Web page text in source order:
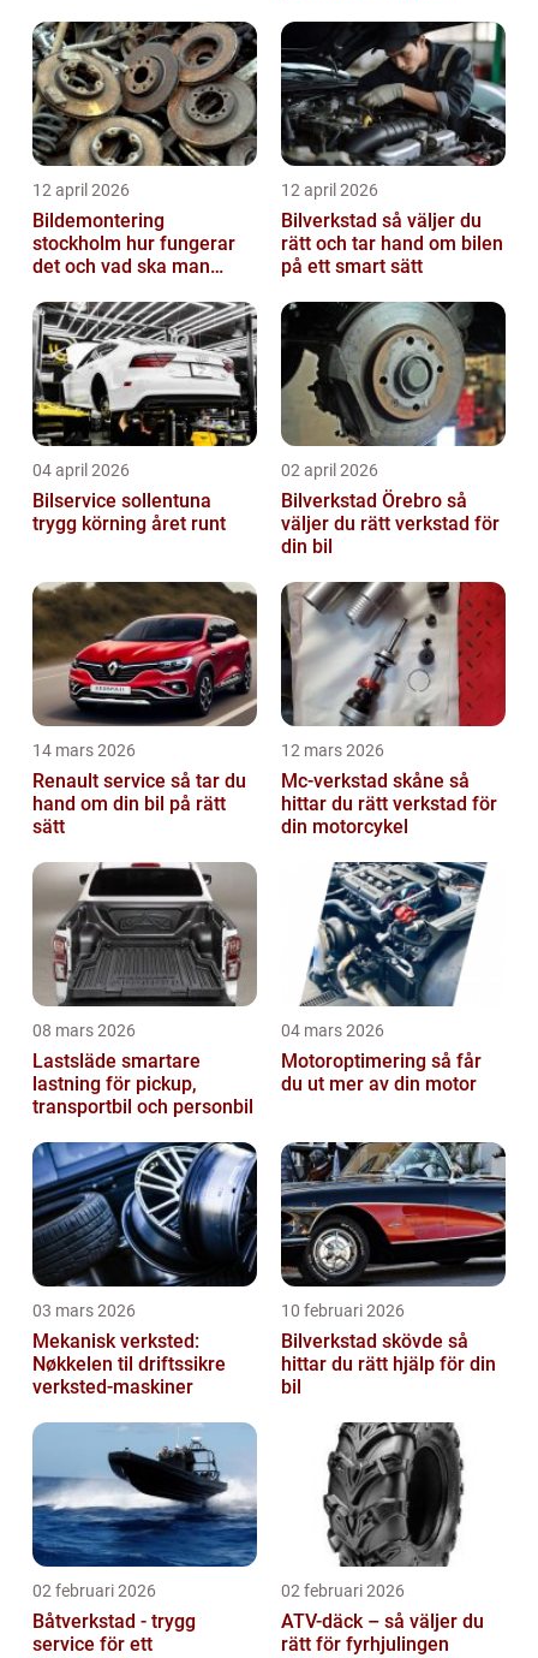
12 april 2026
Bildemontering
stockholm hur fungerar
det och vad ska man
12 april 2026
Bilverkstad så väljer du
rätt och tar hand om bilen
på ett smart sätt
04 april 2026
Bilservice sollentuna
trygg körning året runt
02 april 2026
Bilverkstad Örebro så
väljer du rätt verkstad för
din bil
14 mars 2026
Renault service så tar du
hand om din bil på rätt
sätt
12 mars 2026
Mc-verkstad skåne så
hittar du rätt verkstad för
din motorcykel
08 mars 2026
Lastsläde smartare
lastning för pickup,
transportbil och personbil
04 mars 2026
Motoroptimering så får
du ut mer av din motor
03 mars 2026
Mekanisk verksted:
Nøkkelen til driftssikre
verksted-maskiner
10 februari 2026
Bilverkstad skövde så
hittar du rätt hjälp för din
bil
02 februari 2026
Båtverkstad - trygg
service för ett
02 februari 2026
ATV-däck – så väljer du
rätt för fyrhjulingen